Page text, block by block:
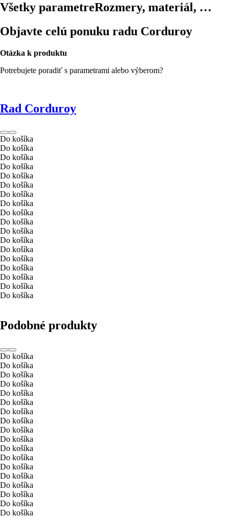
Všetky parametreRozmery, materiál, …
Objavte celú ponuku radu Corduroy
Otázka k produktu
Potrebujete poradiť s parametrami alebo výberom?
Rad Corduroy
Do košíka
Do košíka
Do košíka
Do košíka
Do košíka
Do košíka
Do košíka
Do košíka
Do košíka
Do košíka
Do košíka
Do košíka
Do košíka
Do košíka
Do košíka
Do košíka
Do košíka
Do košíka
Podobné produkty
Do košíka
Do košíka
Do košíka
Do košíka
Do košíka
Do košíka
Do košíka
Do košíka
Do košíka
Do košíka
Do košíka
Do košíka
Do košíka
Do košíka
Do košíka
Do košíka
Do košíka
Do košíka